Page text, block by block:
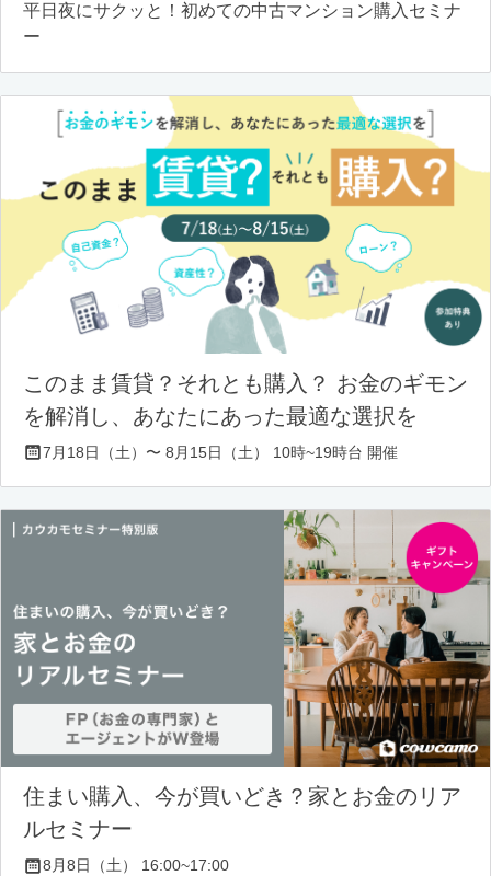
平日夜にサクッと！初めての中古マンション購入セミナ
ー
このまま賃貸？それとも購入？ お金のギモン
を解消し、あなたにあった最適な選択を
7月18日（土）〜 8月15日（土） 10時~19時台 開催
住まい購入、今が買いどき？家とお金のリア
ルセミナー
8月8日（土） 16:00~17:00